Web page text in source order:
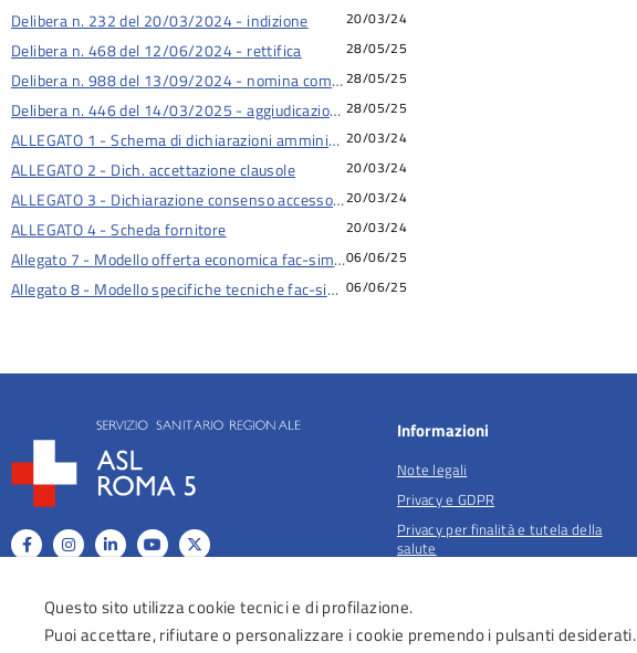
Delibera n. 232 del 20/03/2024 - indizione 20/03/24
Delibera n. 468 del 12/06/2024 - rettifica 28/05/25
Delibera n. 988 del 13/09/2024 - nomina commisione gara
28/05/25
Delibera n. 446 del 14/03/2025 - aggiudicazione28/05/25
ALLEGATO 1 - Schema di dichiarazioni amministrative
20/03/24
ALLEGATO 2 - Dich. accettazione clausole 20/03/24
ALLEGATO 3 - Dichiarazione consenso accesso doc. amministrativa e tecnica
20/03/24
ALLEGATO 4 - Scheda fornitore 20/03/24
Allegato 7 - Modello offerta economica fac-simile 1 per lotto
06/06/25
Allegato 8 - Modello specifiche tecniche fac-simile per lotto
06/06/25
Informazioni
Note legali
Privacy e GDPR
Privacy per finalità e tutela della
salute
Obiettivi di accessibilità
Dichiarazione di accessibilità
Questo sito utilizza cookie tecnici e di profilazione.
Puoi accettare, rifiutare o personalizzare i cookie premendo i pulsanti desiderati.